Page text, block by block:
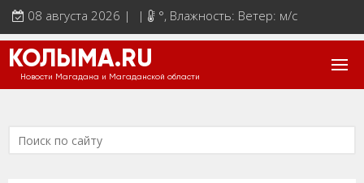
08 августа 2026 | | °, Влажность: Ветер: м/с
КОЛЫМА.RU
Новости Магадана и Магаданской области